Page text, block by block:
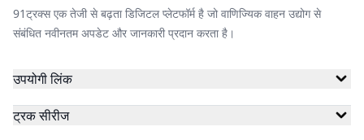
91ट्रक्स एक तेजी से बढ़ता डिजिटल प्लेटफॉर्म है जो वाणिज्यिक वाहन उद्योग से
संबंधित नवीनतम अपडेट और जानकारी प्रदान करता है।
उपयोगी लिंक
ट्रक सीरीज